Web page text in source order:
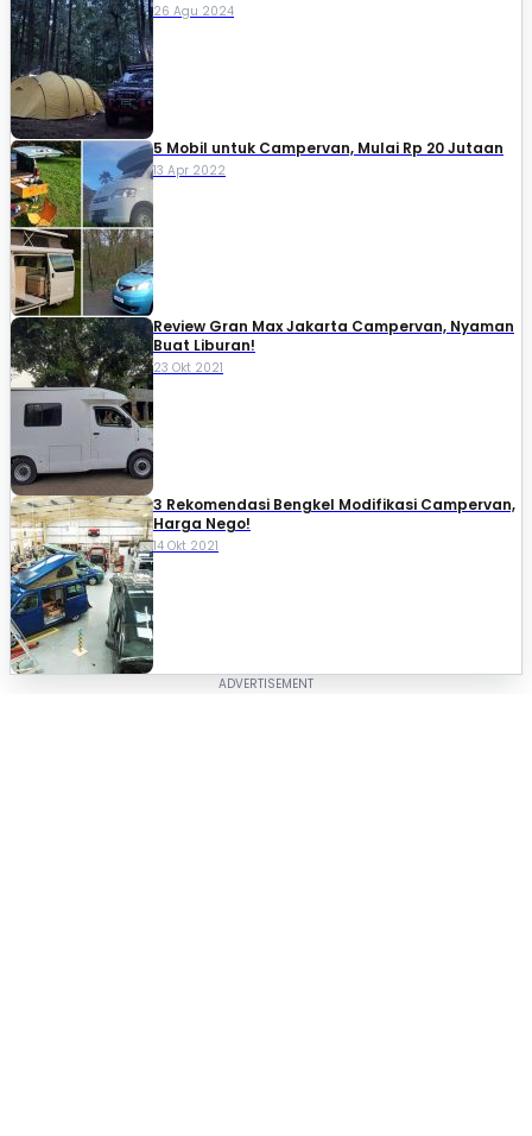
26 Agu 2024
5 Mobil untuk Campervan, Mulai Rp 20 Jutaan
13 Apr 2022
Review Gran Max Jakarta Campervan, Nyaman
Buat Liburan!
23 Okt 2021
3 Rekomendasi Bengkel Modifikasi Campervan,
Harga Nego!
14 Okt 2021